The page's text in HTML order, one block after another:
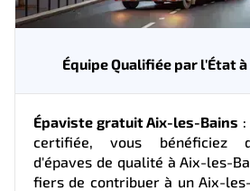
Équipe Qualifiée par l'État
Épaviste gratuit Aix-les-Bains
certifiée, vous bénéficiez
d'épaves de qualité à Aix-les-
fiers de contribuer à un Aix-